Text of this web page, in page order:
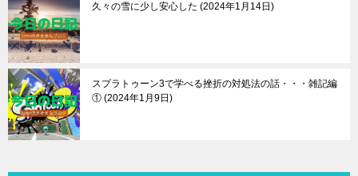
久々の雪に少し安心した 2024年1月14日
スプラトゥーン3で学べる挫折の対処法の話・・・雑記編
① 2024年1月9日